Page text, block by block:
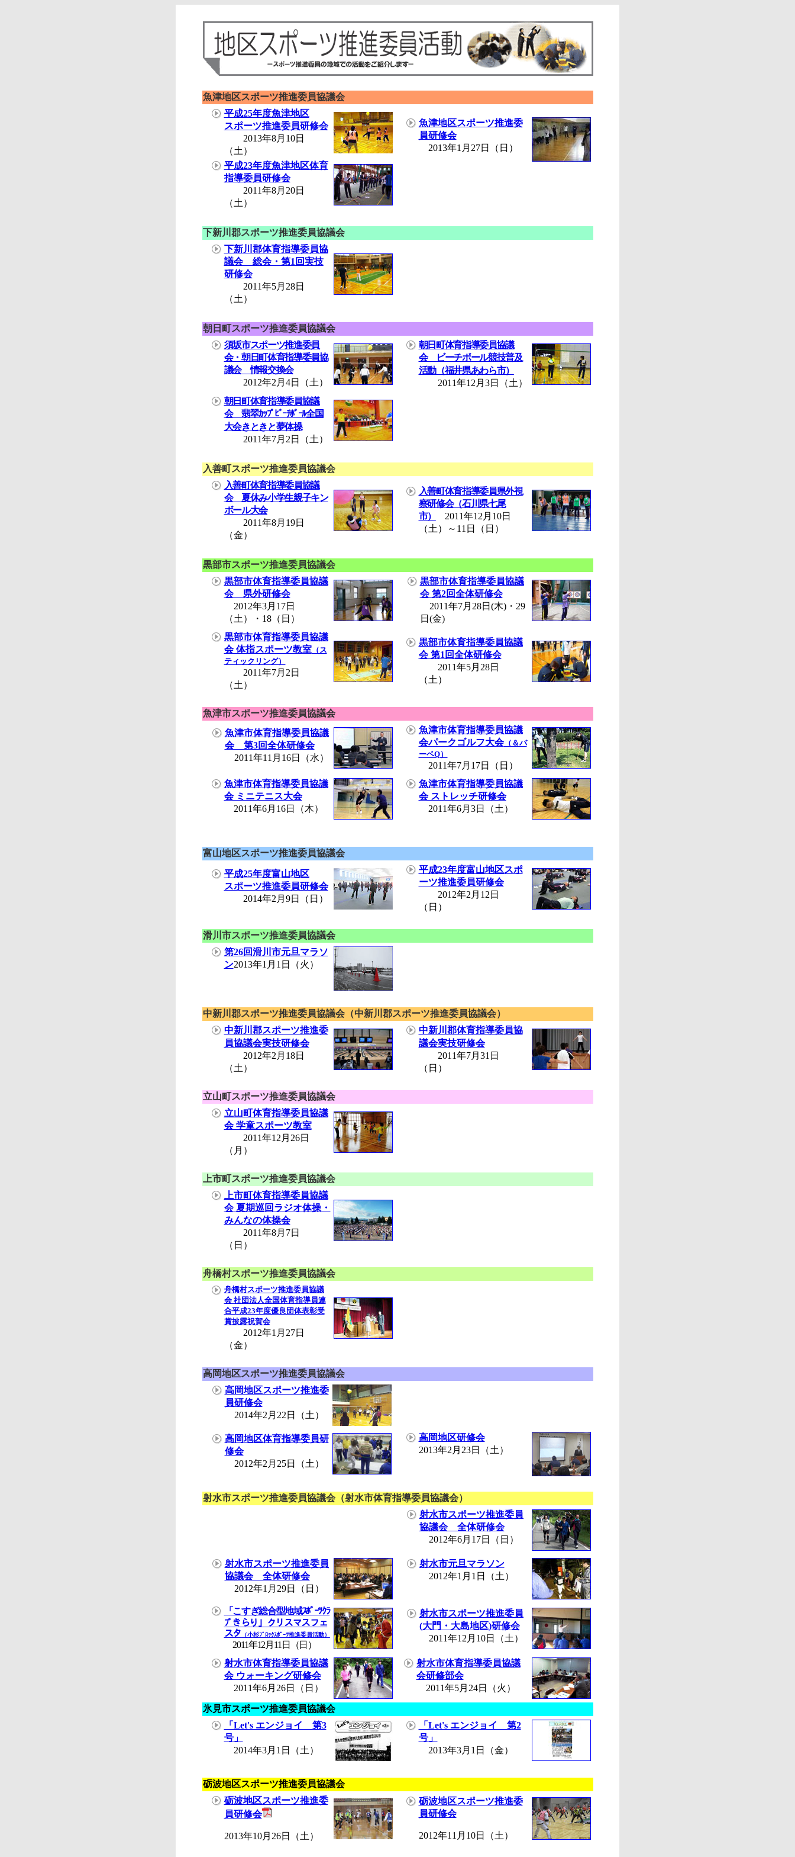
魚津地区スポーツ推進委員協議会
平成25年度魚津地区
スポーツ推進委員研修会
2013年8月10日
（土）
平成23年度魚津地区体育
指導委員研修会
2011年8月20日
（土）
魚津地区スポーツ推進委
員研修会
2013年1月27日（日）
下新川郡スポーツ推進委員協議会
下新川郡体育指導委員協
議会 総会・第1回実技
研修会
2011年5月28日
（土）
朝日町スポーツ推進委員協議会
須坂市スポーツ推進委員
会・朝日町体育指導委員協
議会 情報交換会
2012年2月4日（土）
朝日町体育指導委員協議
会 ビーチボール競技普及
活動（福井県あわら市）
2011年12月3日（土）
朝日町体育指導委員協議
会 翡翠ｶｯﾌﾟﾋﾞｰﾁﾎﾞｰﾙ全国
大会きときと夢体操
2011年7月2日（土）
入善町スポーツ推進委員協議会
入善町体育指導委員協議
会 夏休み小学生親子キン
ボール大会
2011年8月19日
（金）
入善町体育指導委員県外視
察研修会（石川県七尾
市）
2011年12月10日
（土）～11日（日）
黒部市スポーツ推進委員協議会
黒部市体育指導委員協議
会 県外研修会
2012年3月17日
（土）・18（日）
黒部市体育指導委員協議
会 第2回全体研修会
2011年7月28日(木)・29
日(金)
黒部市体育指導委員協議
会 体指スポーツ教室（ス
ティックリング）
2011年7月2日
（土）
黒部市体育指導委員協議
会 第1回全体研修会
2011年5月28日
（土）
魚津市スポーツ推進委員協議会
魚津市体育指導委員協議
会 第3回全体研修会
2011年11月16日（水）
魚津市体育指導委員協議
会パークゴルフ大会（＆バ
ーベQ）
2011年7月17日（日）
魚津市体育指導委員協議
会 ミニテニス大会
2011年6月16日（木）
魚津市体育指導委員協議
会 ストレッチ研修会
2011年6月3日（土）
富山地区スポーツ推進委員協議会
平成25年度富山地区
スポーツ推進委員研修会
2014年2月9日（日）
平成23年度富山地区スポ
ーツ推進委員研修会
2012年2月12日
（日）
滑川市スポーツ推進委員協議会
第26回滑川市元旦マラソ
ン2013年1月1日（火）
中新川郡スポーツ推進委員協議会（中新川郡スポーツ推進委員協議会）
中新川郡スポーツ推進委
員協議会実技研修会
2012年2月18日
（土）
中新川郡体育指導委員協
議会実技研修会
2011年7月31日
（日）
立山町スポーツ推進委員協議会
立山町体育指導委員協議
会 学童スポーツ教室
2011年12月26日
（月）
上市町スポーツ推進委員協議会
上市町体育指導委員協議
会 夏期巡回ラジオ体操・
みんなの体操会
2011年8月7日
（日）
舟橋村スポーツ推進委員協議会
舟橋村スポーツ推進委員協議
会 社団法人全国体育指導員連
合平成23年度優良団体表彰受
賞披露祝賀会
2012年1月27日
（金）
高岡地区スポーツ推進委員協議会
高岡地区スポーツ推進委
員研修会
2014年2月22日（土）
高岡地区体育指導委員研
修会
2012年2月25日（土）
高岡地区研修会
2013年2月23日（土）
射水市スポーツ推進委員協議会（射水市体育指導委員協議会）
射水市スポーツ推進委員
協議会 全体研修会
2012年6月17日（日）
射水市スポーツ推進委員
協議会 全体研修会
2012年1月29日（日）
射水市元旦マラソン
2012年1月1日（土）
「こすぎ総合型地域ｽﾎﾟｰﾂｸﾗ
ﾌﾞきらり」クリスマスフェ
スタ （小杉ﾌﾞﾛｯｸｽﾎﾟｰﾂ推進委員活動）
2011年12月11日（日）
射水市スポーツ推進委員
(大門・大島地区)研修会
2011年12月10日（土）
射水市体育指導委員協議
会 ウォーキング研修会
2011年6月26日（日）
射水市体育指導委員協議
会研修部会
2011年5月24日（火）
氷見市スポーツ推進委員協議会
「Let's エンジョイ 第3
号」
2014年3月1日（土）
「Let's エンジョイ 第2
号」
2013年3月1日（金）
砺波地区スポーツ推進委員協議会
砺波地区スポーツ推進委
員研修会
2013年10月26日（土）
砺波地区スポーツ推進委
員研修会
2012年11月10日（土）